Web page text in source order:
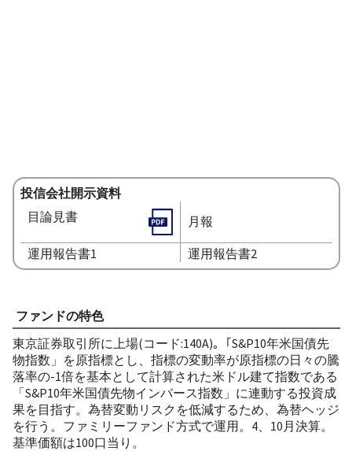
投信会社開示資料
目論見書
月報
運用報告書1 運用報告書2
ファンドの特色
東京証券取引所に上場(コード:140A)｡「S&P10年米国債先
物指数」を原指標とし、指標の変動率が原指標の日々の騰
落率の-1倍を基本として計算された米ドル建て指数である
「S&P10年米国債先物インバース指数」に連動する投資成
果を目指す。為替変動リスクを低減するため、為替ヘッジ
を行う。ファミリーファンド方式で運用。4、10月決算。
基準価額は100口当り。